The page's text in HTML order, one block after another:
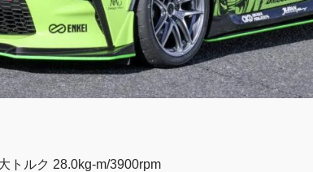
トルク 28.0kg-m/3900rpm